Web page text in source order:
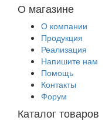
О магазине
О компании
Продукция
Реализация
Напишите нам
Помощь
Контакты
Форум
Каталог товаров